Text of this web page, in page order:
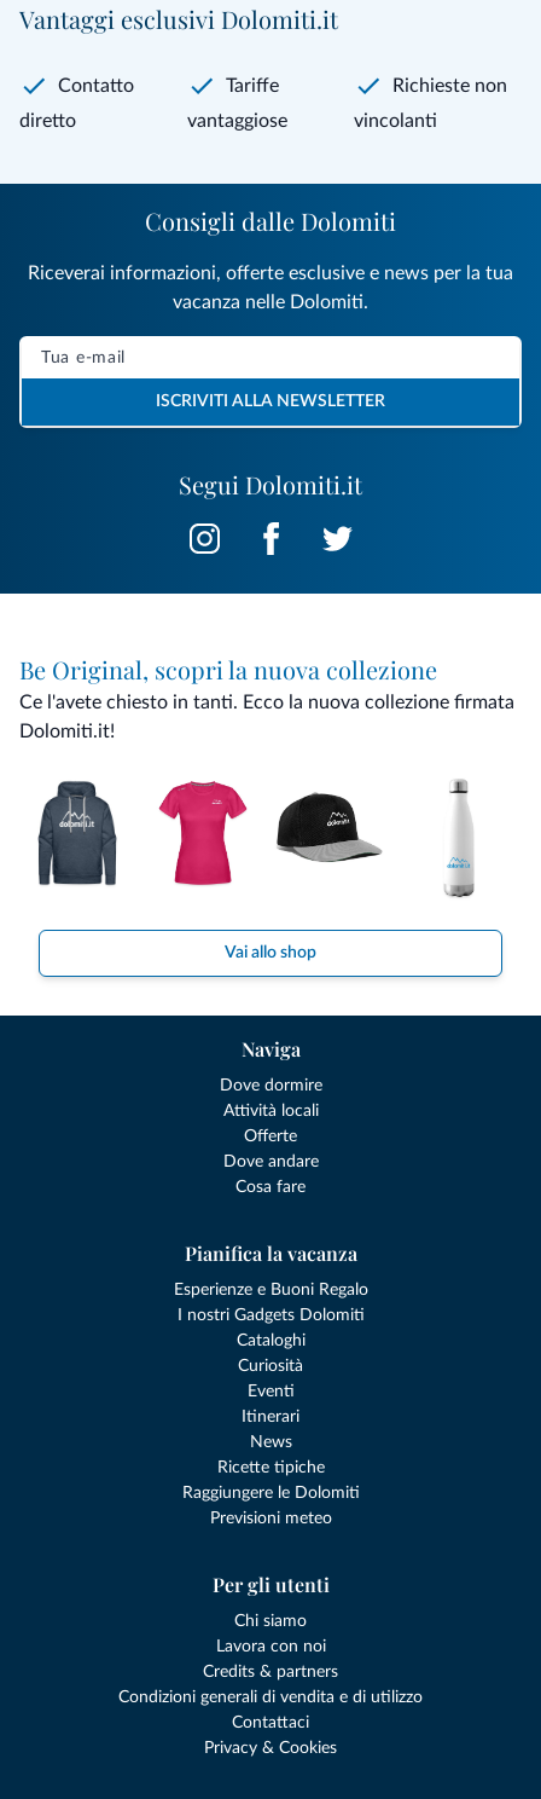
Vantaggi esclusivi Dolomiti.it
Contatto
diretto
Tariffe
vantaggiose
Richieste non
vincolanti
Segui Dolomiti.it
Consigli dalle Dolomiti
Riceverai informazioni, offerte esclusive e news per la tua
vacanza nelle Dolomiti.
ISCRIVITI ALLA NEWSLETTER
Be Original, scopri la nuova collezione
Ce l'avete chiesto in tanti. Ecco la nuova collezione firmata
Dolomiti.it!
Vai allo shop
Naviga
Dove dormire
Attività locali
Offerte
Dove andare
Cosa fare
Pianifica la vacanza
Esperienze e Buoni Regalo
I nostri Gadgets Dolomiti
Cataloghi
Curiosità
Eventi
Itinerari
News
Ricette tipiche
Raggiungere le Dolomiti
Previsioni meteo
Per gli utenti
Chi siamo
Lavora con noi
Credits & partners
Condizioni generali di vendita e di utilizzo
Contattaci
Privacy & Cookies